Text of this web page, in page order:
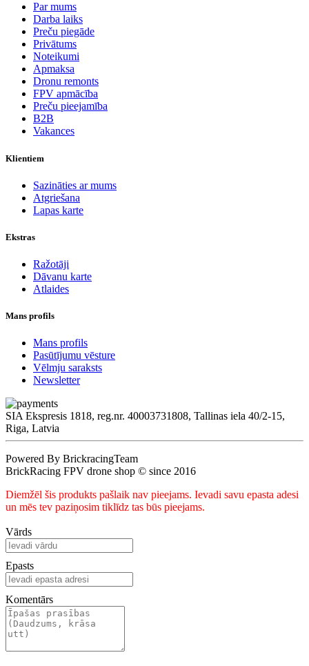
Par mums
Darba laiks
Preču piegāde
Privātums
Noteikumi
Apmaksa
Dronu remonts
FPV apmācība
Preču pieejamība
B2B
Vakances
Klientiem
Sazināties ar mums
Atgriešana
Lapas karte
Ekstras
Ražotāji
Dāvanu karte
Atlaides
Mans profils
Mans profils
Pasūtījumu vēsture
Vēlmju saraksts
Newsletter
SIA Ekspresis 1818, reg.nr. 40003731808, Tallinas iela 40/2-15,
Riga, Latvia
Powered By BrickracingTeam
BrickRacing FPV drone shop © since 2016
Diemžēl šis produkts pašlaik nav pieejams. Ievadi savu epasta adesi
un mēs tev paziņosim tiklīdz tas būs pieejams.
Vārds
Epasts
Komentārs